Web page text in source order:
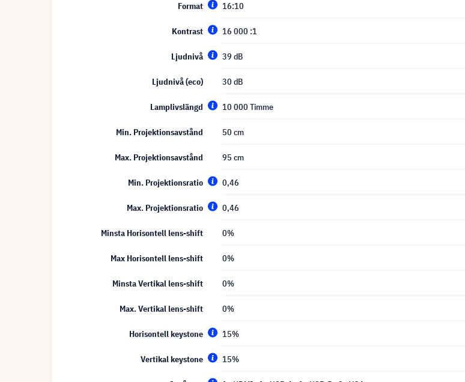
Format 16:10
Kontrast 16 000 :1
Ljudnivå 39 dB
Ljudnivå (eco) 30 dB
Lamplivslängd 10 000 Timme
Min. Projektionsavstånd 50 cm
Max. Projektionsavstånd 95 cm
Min. Projektionsratio 0,46
Max. Projektionsratio 0,46
Minsta Horisontell lens-shift 0%
Max Horisontell lens-shift 0%
Minsta Vertikal lens-shift 0%
Max. Vertikal lens-shift 0%
Horisontell keystone 15%
Vertikal keystone 15%